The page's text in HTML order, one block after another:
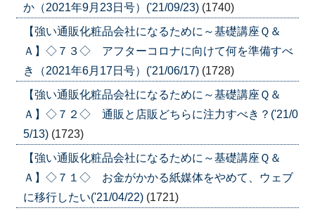
か（2021年9月23日号）('21/09/23) (1740)
【強い通販化粧品会社になるために～基礎講座Ｑ＆
Ａ】◇７３◇ アフターコロナに向けて何を準備すべ
き（2021年6月17日号）('21/06/17) (1728)
【強い通販化粧品会社になるために～基礎講座Ｑ＆
Ａ】◇７２◇ 通販と店販どちらに注力すべき？('21/0
5/13) (1723)
【強い通販化粧品会社になるために～基礎講座Ｑ＆
Ａ】◇７１◇ お金がかかる紙媒体をやめて、ウェブ
に移行したい('21/04/22) (1721)